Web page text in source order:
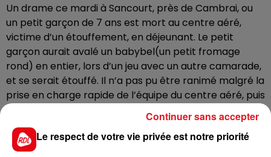
Un drame ce mardi à Sancourt, près de Cambrai, ou
un petit garçon de 7 ans est mort au centre aéré,
victime d’un étouffement, en déjeunant. Le petit
garçon aurait avalé un babybel(un petit fromage
rond) en entier, lors d’un jeu avec un autre camarade,
et se serait étouffé. Il n’a pas pu être ranimé malgré la
prise en charge rapide de l’équipe du centre aéré, puis
des secours.
Le respect de votre vie privée est notre priorité
Continuer sans accepter